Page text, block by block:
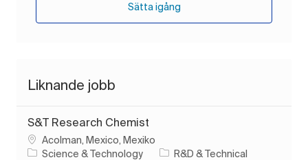
Sätta igång
Liknande jobb
S&T Research Chemist
PlatsAcolman, Mexico, Mexiko
Science & Technology
Kategori
R&D & Technical